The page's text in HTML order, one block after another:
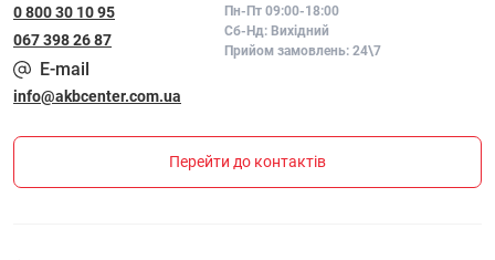
0 800 30 10 95
067 398 26 87
Пн-Пт 09:00-18:00
Сб-Нд: Вихідний
Прийом замовлень: 24\7
E-mail
info@akbcenter.com.ua
Перейти до контактів